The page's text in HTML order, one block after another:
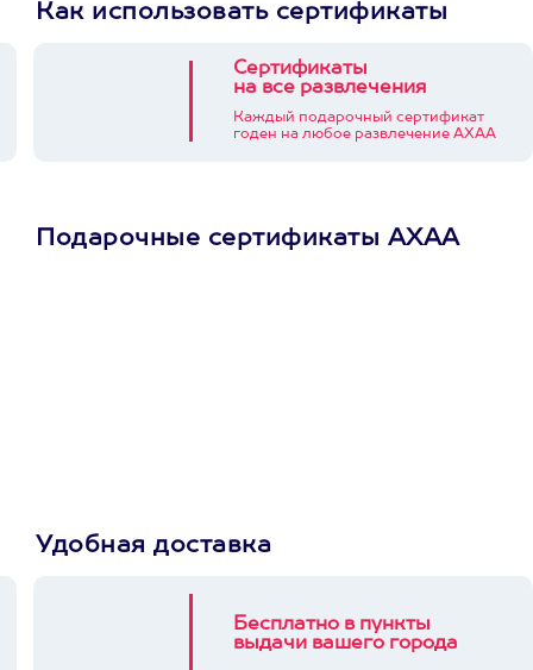
Как использовать сертификаты
Сертификаты
на все развлечения
Каждый подарочный сертификат
годен на любое развлечение АХАА
Подарочные сертификаты АХАА
Удобная доставка
Бесплатно в пункты
выдачи вашего города